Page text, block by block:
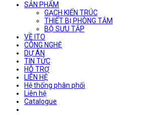
SẢN PHẨM
GẠCH KIẾN TRÚC
THIẾT BỊ PHÒNG TẮM
BỘ SƯU TẬP
VỀ ITO
CÔNG NGHỆ
DỰ ÁN
TIN TỨC
HỖ TRỢ
LIÊN HỆ
Hệ thống phân phối
Liên hệ
Catalogue